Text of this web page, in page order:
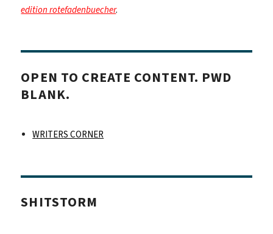
edition rotefadenbuecher.
OPEN TO CREATE CONTENT. PWD
BLANK.
WRITERS CORNER
SHITSTORM